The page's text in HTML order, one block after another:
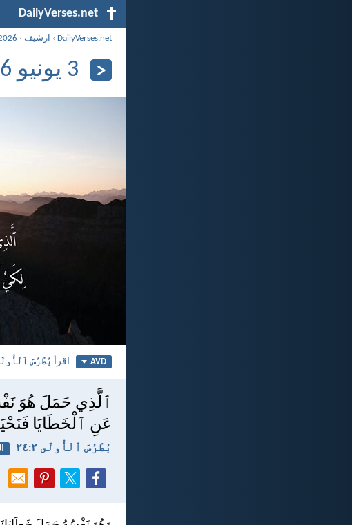
DailyVerses.net
DailyVerses.net
› ارشيف ›
3 يونيو 2026
AVD اقرأ بُطْرُسَ
ٱلَّذِي حَمَلَ هُوَ
عَنِ ٱلْخَطَايَا
بُطْرُسَ ٱلْأُولَى ٢:‏٢٤